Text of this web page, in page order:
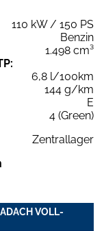
110 kW / 150 PS
Benzin
1.498 cm³
6,8 l/100km
144 g/km
E
4 (Green)
Zentrallager
VOLL-